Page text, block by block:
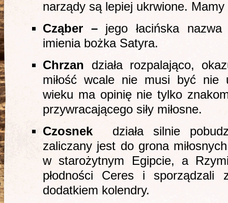
narządy są lepiej ukrwione.
Cząber – jego łacińska
imienia bożka Satyra.
Chrzan
działa rozpalająco,
miłość wcale nie musi być nie
wieku ma opinię nie tylko
przywracającego siły miłosne.
Czosnek
działa silnie
zaliczany jest do grona
w starożytnym Egipcie, a
płodności Ceres i sporządzali
dodatkiem kolendry.